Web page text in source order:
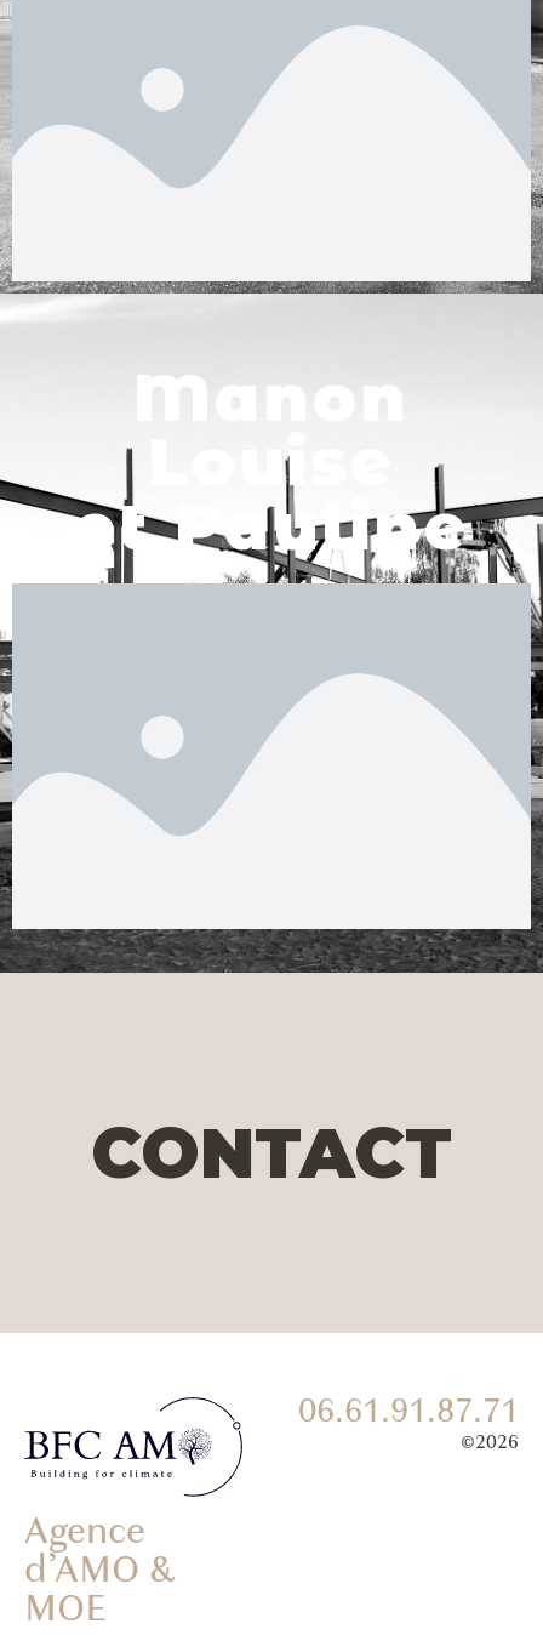
Manon
Louise
et Pauline
CONTACT
Agence
d’AMO &
MOE
06.61.91.87.71
©2026